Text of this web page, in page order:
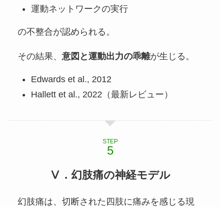
運動ネットワークの実行
の不整合が認められる。
その結果、 意図と運動出力の乖離が生じる。
Edwards et al., 2012
Hallett et al., 2022（最新レビュー）
STEP
Ⅴ．幻肢痛の神経モデル
幻肢痛は、切断された四肢に痛みを感じる現